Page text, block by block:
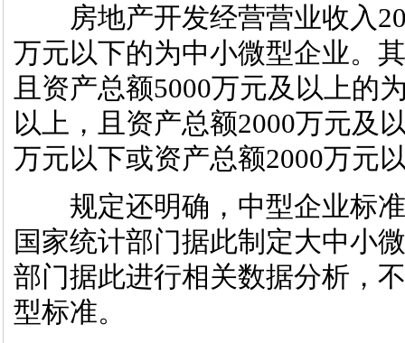
房地产开发经营营业收入
万元以下的为中小微型企业。
且资产总额5000万元及以上的
以上，且资产总额2000万元及
万元以下或资产总额2000万元
规定还明确，中型企业标准
国家统计部门据此制定大中小
部门据此进行相关数据分析，
型标准。